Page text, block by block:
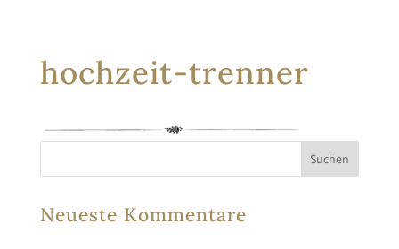
hochzeit-trenner
Neueste Kommentare